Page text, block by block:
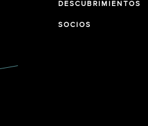
DESCUBRIMIENTOS
SOCIOS